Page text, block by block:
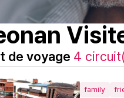
de voyage 4
family